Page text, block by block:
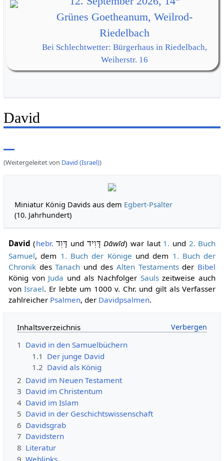
Grünes Goetheanum, Weilrod-
Riedelbach
Bei Schlechtwetter: Bürgerhaus in Riedelbach,
Weiherstr. 16
David
(Weitergeleitet von David (Israel))
Miniatur König Davids aus dem Egbert-Psalter
(10. Jahrhundert)
David (hebr. דָּוִד und דָּוִיד Dāwīd) war laut 1. und 2. Buch
Samuel, dem 1. Buch der Könige und dem 1. Buch der
ChronikdesTanach und des Alten Testamentsder Bibel
König von Juda und als Nachfolger Saulszeitweise auch
vonIsrael. Er lebte um 1000 v. Chr. und gilt als Verfasser
zahlreicher Psalmen, der Davidpsalmen.
Inhaltsverzeichnis
1 David in den Samuelbüchern
1.1 Der junge David
1.2 David als König
2 David im Neuen Testament
3 David im Christentum
4 David im Islam
5 David in der Geschichtswissenschaft
6 Davidsgrab
7 Davidstern
8 Literatur
9 Weblinks